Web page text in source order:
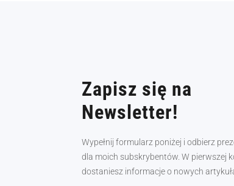
Zapisz się na
Newsletter!
Wypełnij formularz poniżej i odbierz
dla moich subskrybentów. W pierwszej
dostaniesz informacje o nowych